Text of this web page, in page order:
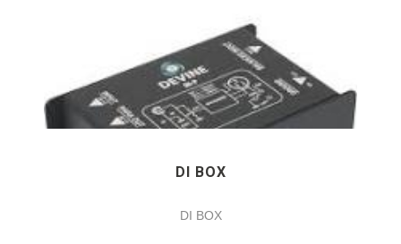
DI BOX
DI BOX